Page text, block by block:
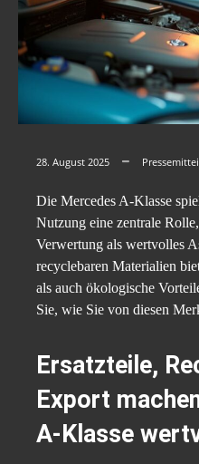
28. August 2025
Die Mercedes A-Klasse
Nutzung eine zentrale
Verwertung als wertvolles
recyclebaren Materialien
als auch ökologische
Sie, wie Sie von diesen
Ersatzteile,
Export
A-Klasse